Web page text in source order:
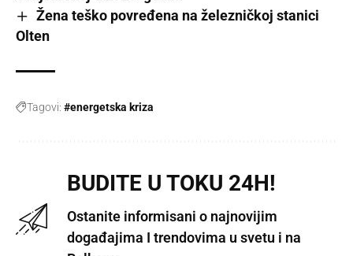
Žena teško povređena na železničkoj stanici
Olten
Tagovi: #energetska kriza
BUDITE U TOKU 24H!
Ostanite informisani o najnovijim
događajima I trendovima u svetu i na